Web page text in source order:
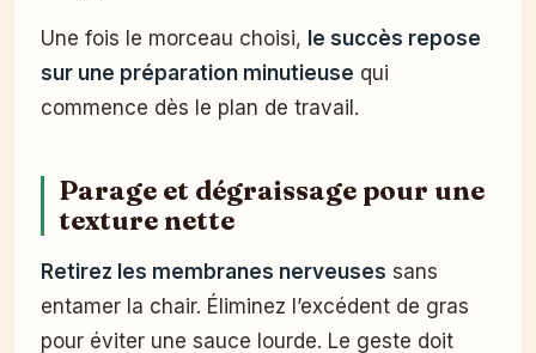
Une fois le morceau choisi, le succès repose
sur une préparation minutieuse qui
commence dès le plan de travail.
Parage et dégraissage pour une
texture nette
Retirez les membranes nerveuses sans
entamer la chair. Éliminez l’excédent de gras
pour éviter une sauce lourde. Le geste doit